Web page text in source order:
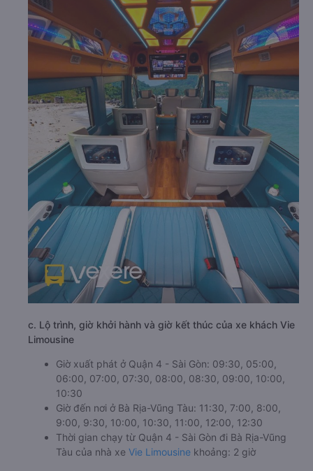
c. Lộ trình, giờ khởi hành và giờ kết thúc của xe khách Vie
Limousine
Giờ xuất phát ở Quận 4 - Sài Gòn: 09:30, 05:00,
06:00, 07:00, 07:30, 08:00, 08:30, 09:00, 10:00,
10:30
Giờ đến nơi ở Bà Rịa-Vũng Tàu: 11:30, 7:00, 8:00,
9:00, 9:30, 10:00, 10:30, 11:00, 12:00, 12:30
Thời gian chạy từ Quận 4 - Sài Gòn đi Bà Rịa-Vũng
Tàu của nhà xe Vie Limousine khoảng: 2 giờ